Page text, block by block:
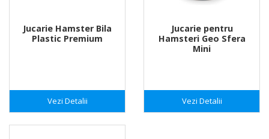
Jucarie Hamster Bila
Plastic Premium
Vezi Detalii
Jucarie pentru
Hamsteri Geo Sfera
Mini
Vezi Detalii